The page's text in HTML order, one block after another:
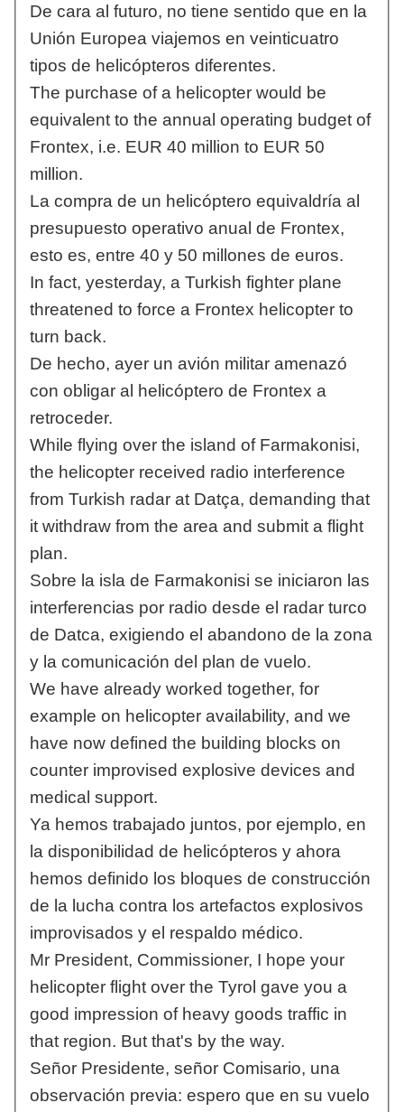
De cara al futuro, no tiene sentido que en la
Unión Europea viajemos en veinticuatro
tipos de helicópteros diferentes.
The purchase of a helicopter would be
equivalent to the annual operating budget of
Frontex, i.e. EUR 40 million to EUR 50
million.
La compra de un helicóptero equivaldría al
presupuesto operativo anual de Frontex,
esto es, entre 40 y 50 millones de euros.
In fact, yesterday, a Turkish fighter plane
threatened to force a Frontex helicopter to
turn back.
De hecho, ayer un avión militar amenazó
con obligar al helicóptero de Frontex a
retroceder.
While flying over the island of Farmakonisi,
the helicopter received radio interference
from Turkish radar at Datça, demanding that
it withdraw from the area and submit a flight
plan.
Sobre la isla de Farmakonisi se iniciaron las
interferencias por radio desde el radar turco
de Datca, exigiendo el abandono de la zona
y la comunicación del plan de vuelo.
We have already worked together, for
example on helicopter availability, and we
have now defined the building blocks on
counter improvised explosive devices and
medical support.
Ya hemos trabajado juntos, por ejemplo, en
la disponibilidad de helicópteros y ahora
hemos definido los bloques de construcción
de la lucha contra los artefactos explosivos
improvisados y el respaldo médico.
Mr President, Commissioner, I hope your
helicopter flight over the Tyrol gave you a
good impression of heavy goods traffic in
that region. But that's by the way.
Señor Presidente, señor Comisario, una
observación previa: espero que en su vuelo